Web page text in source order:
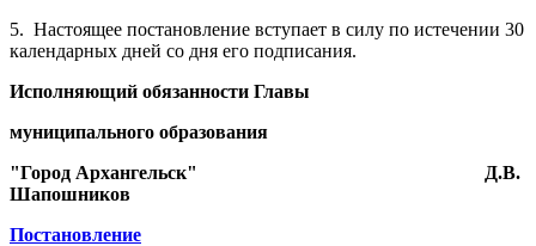
5. Настоящее постановление вступает в силу по истечении 30
календарных дней со дня его подписания.
Исполняющий обязанности Главы
муниципального образования
"Город Архангельск"
Д.В.
Шапошников
Постановление